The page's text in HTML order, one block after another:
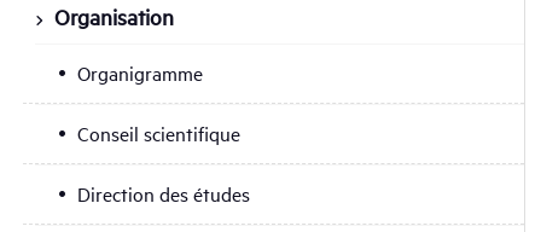
Organisation
Organigramme
Conseil scientifique
Direction des études